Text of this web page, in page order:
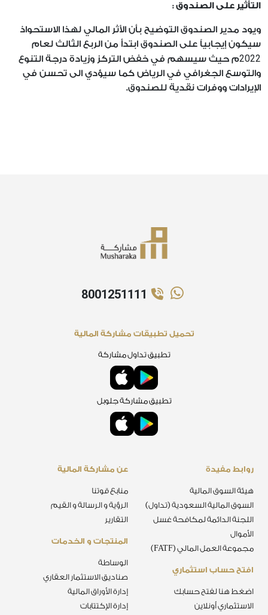
التأثير على الصندوق :
ويود مدير الصندوق التوضيح بأن الأثر المالي لهذا الاستحواذ
سيكون إيجابياً على الصندوق ابتدأ من الربع الثالث لعام
2022م حيث سيسهم في خفض التركز وزيادة درجة التنوع
والتوسع الجغرافي في الرياض كما سيؤدي الى تحسن في
الإيرادات ووفرات نقدية للصندوق.
8001251111
المنتجات و الخدمات
الوساطة
صناديق الاستثمار العقاري
إدارة الأوراق المالية
إدارة الإكتتابات
عن مشاركة المالية
منابع قوتنا
الرؤية و الرسالة و القيم
التقارير
افتح حساب استثماري
اضغط هنا لفتح حسابك
الاستثماري أونلاين
روابط مفيدة
هيئة السوق المالية
السوق المالية السعودية (تداول)
اللجنة الدائمة لمكافحة غسل
الأموال
مجموعة العمل المالي (FATF)
تحميل تطبيقات مشاركة المالية
تطبيق تداول مشاركة
تطبيق مشاركة جلوبل